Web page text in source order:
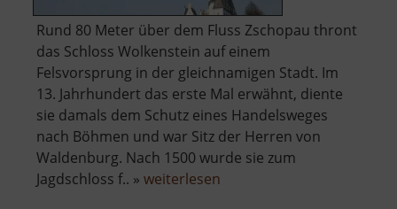
Rund 80 Meter über dem Fluss Zschopau thront
das Schloss Wolkenstein auf einem
Felsvorsprung in der gleichnamigen Stadt. Im
13. Jahrhundert das erste Mal erwähnt, diente
sie damals dem Schutz eines Handelsweges
nach Böhmen und war Sitz der Herren von
Waldenburg. Nach 1500 wurde sie zum
Jagdschloss f.. » weiterlesen